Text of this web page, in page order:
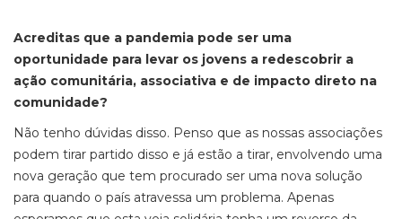
Acreditas que a pandemia pode ser uma
oportunidade para levar os jovens a redescobrir a
ação comunitária, associativa e de impacto direto na
comunidade?
Não tenho dúvidas disso. Penso que as nossas associações
podem tirar partido disso e já estão a tirar, envolvendo uma
nova geração que tem procurado ser uma nova solução
para quando o país atravessa um problema. Apenas